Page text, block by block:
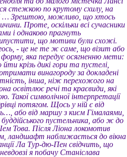
стежкою по крутому схилу, на
… Зрештою, можливо, що хтось
Проте, оскільки всі сучасники
і однаково прагнуть
що мотиви були схожі.
- це не те ж саме, що візит або
яка передує осягненню мети:
крізь дикі гори та пустелі,
винагороду за докладені
інша, ніж перехожого на
освітлює речі та краєвиди, які
Такої символічної інтерпретації
потягом. Щось у ній є від
або від маршу з києм Гімалаями,
пустельника, або ж до
Това. Після Ліона локомотив
ландшафт наближається до вікна
Ла Тур-дю-Пен свідчить, що
я побачу Станіслава